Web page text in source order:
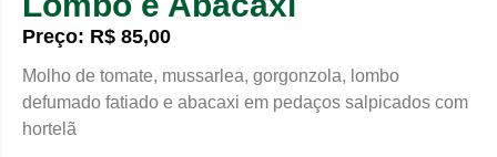
Preço: R$ 85,00
Molho de tomate, mussarlea, gorgonzola, lombo
defumado fatiado e abacaxi em pedaços salpicados com
hortelã